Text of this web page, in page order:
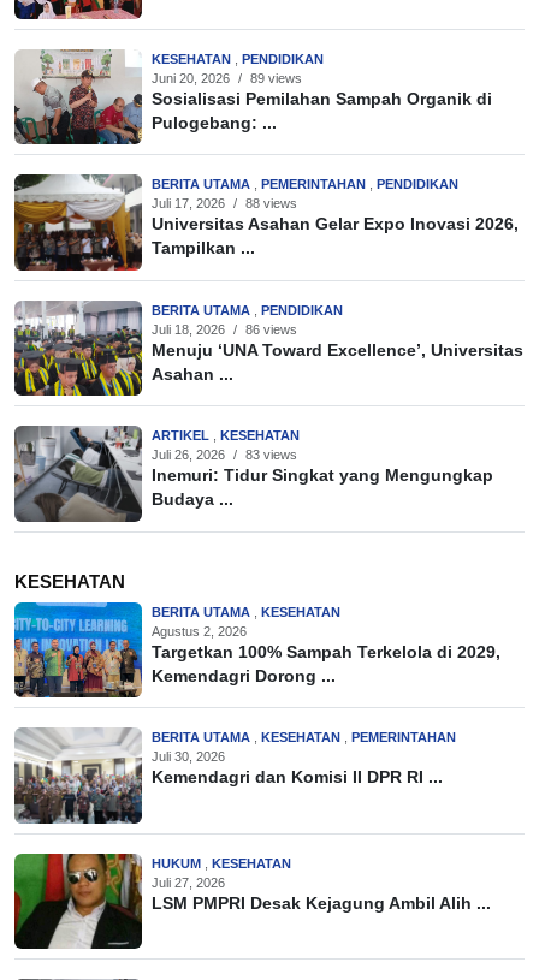
KESEHATAN
PENDIDIKAN
Juni 20, 2026 / 89 views
Sosialisasi Pemilahan Sampah Organik di
Pulogebang: ...
BERITA UTAMA PEMERINTAHAN
PENDIDIKAN
Juli 17, 2026 / 88 views
Universitas Asahan Gelar Expo Inovasi 2026,
Tampilkan ...
BERITA UTAMA
PENDIDIKAN
Juli 18, 2026 / 86 views
Menuju ‘UNA Toward Excellence’, Universitas
Asahan ...
ARTIKEL
KESEHATAN
Juli 26, 2026 / 83 views
Inemuri: Tidur Singkat yang Mengungkap
Budaya ...
KESEHATAN
BERITA UTAMA
KESEHATAN
Agustus 2, 2026
Targetkan 100% Sampah Terkelola di 2029,
Kemendagri Dorong ...
BERITA UTAMA KESEHATAN
PEMERINTAHAN
Juli 30, 2026
Kemendagri dan Komisi II DPR RI ...
HUKUM
KESEHATAN
Juli 27, 2026
LSM PMPRI Desak Kejagung Ambil Alih ...